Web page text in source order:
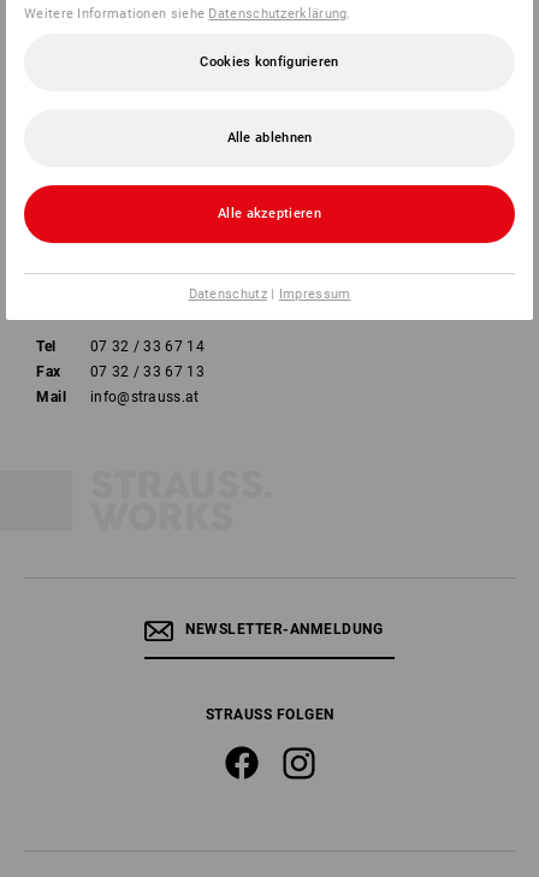
Strauss Österreich GmbH
Deggendorfstraße 5
Tel
07 32 / 33 67 14
Fax
07 32 / 33 67 13
Mail
info@strauss.at
NEWSLETTER-ANMELDUNG
STRAUSS FOLGEN
Weitere Informationen siehe Datenschutzerklärung
Cookies konfigurieren
Alle ablehnen
Alle akzeptieren
Datenschutz| Impressum